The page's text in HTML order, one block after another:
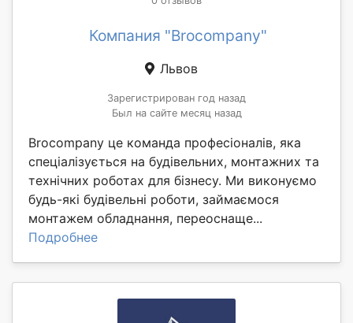
Компания "Brocompany"
Львов
Зарегистрирован год назад
Был на сайте месяц назад
Brocompany це команда професіоналів, яка
спеціалізується на будівельних, монтажних та
технічних роботах для бізнесу. Ми виконуємо
будь-які будівельні роботи, займаємося
монтажем обладнання, переоснаще...
Подробнее